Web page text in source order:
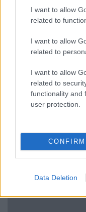
I want to allow
related to
I want to allow
related to
I want to allow
related to
functionality and
user protection.
CONFIRM
Data Deletion
ELEMZÉSEK 2026.